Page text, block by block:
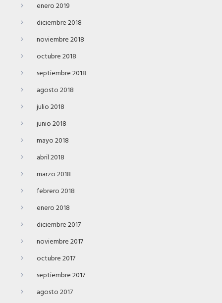
enero 2019
diciembre 2018
noviembre 2018
octubre 2018
septiembre 2018
agosto 2018
julio 2018
junio 2018
mayo 2018
abril 2018
marzo 2018
febrero 2018
enero 2018
diciembre 2017
noviembre 2017
octubre 2017
septiembre 2017
agosto 2017